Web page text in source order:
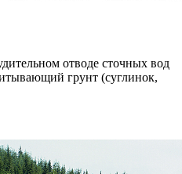
отводе сточных вод
грунт (суглинок,